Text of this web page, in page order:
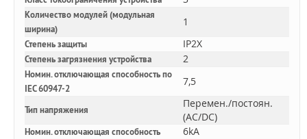
Количество модулей (модульная
ширина)
1
Степень защиты IP2X
Степень загрязнения устройства 2
Номин. отключающая способность по
IEC 60947-2
7,5
Тип напряжения
Перемен./постоян.
(AC/DC)
Номин. отключающая способность 6kA